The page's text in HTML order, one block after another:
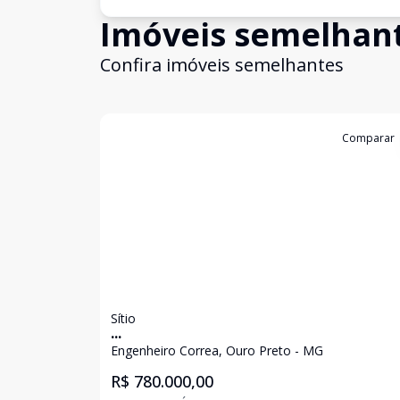
Imóveis
Confira imóveis semelhantes
Comparar
Sítio
...
Engenheiro Correa, Ouro Preto - MG
R$ 780.000,00